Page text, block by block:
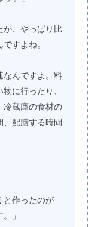
が、やっぱり比
すよね。
なんですよ。料
に行ったり、
冷蔵庫の食材の
配膳する時間
と作ったのが
」